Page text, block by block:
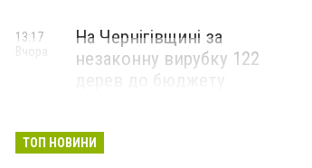
На Чернігівщині за
незаконну вирубку 122
дерев до бюджету
13:17
Вчора
ТОП НОВИНИ